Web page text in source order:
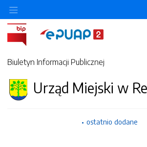
Biuletyn Informacji Publicznej
Urząd Miejski w
ostatnio dodane